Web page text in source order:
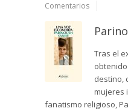
Comentarios
Tras el
obtenido
destino,
mujeres
fanatismo religioso,